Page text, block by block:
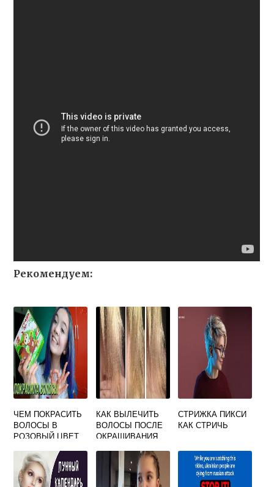
Рекомендуем:
ЧЕМ ПОКРАСИТЬ
ВОЛОСЫ В
РОЗОВЫЙ ЦВЕТ
КАК ВЫЛЕЧИТЬ
ВОЛОСЫ ПОСЛЕ
ОКРАШИВАНИЯ
СТРИЖКА ПИКСИ
КАК СТРИЧЬ